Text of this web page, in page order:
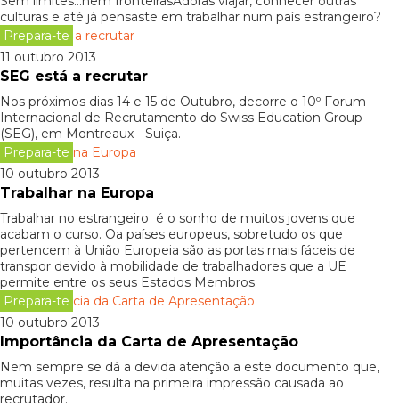
culturas e até já pensaste em trabalhar num país estrangeiro?
Prepara-te
11 outubro 2013
SEG está a recrutar
Nos próximos dias 14 e 15 de Outubro, decorre o 10º Forum
Internacional de Recrutamento do Swiss Education Group
(SEG), em Montreaux - Suiça.
Prepara-te
10 outubro 2013
Trabalhar na Europa
Trabalhar no estrangeiro é o sonho de muitos jovens que
acabam o curso. Oa países europeus, sobretudo os que
pertencem à União Europeia são as portas mais fáceis de
transpor devido à mobilidade de trabalhadores que a UE
permite entre os seus Estados Membros.
Prepara-te
10 outubro 2013
Importância da Carta de Apresentação
Nem sempre se dá a devida atenção a este documento que,
muitas vezes, resulta na primeira impressão causada ao
recrutador.